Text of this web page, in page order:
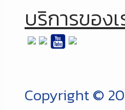
บริการของเ
Copyright ©